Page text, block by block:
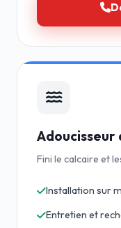
Adoucisseur
Fini le calcaire et
Installation sur
Entretien et